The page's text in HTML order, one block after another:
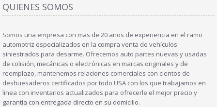
QUIENES SOMOS
Somos una empresa con mas de 20 años de experiencia en el ramo
automotriz especializados en la compra venta de vehículos
siniestrados para desarme. Ofrecemos auto partes nuevas y usadas
de colisión, mecánicas o electrónicas en marcas originales y de
reemplazo, mantenemos relaciones comerciales con cientos de
deshuesaderos certificados por todo USA con los que trabajamos en
linea con inventarios actualizados para ofrecerle el mejor precio y
garantía con entregada directo en su domicilio.